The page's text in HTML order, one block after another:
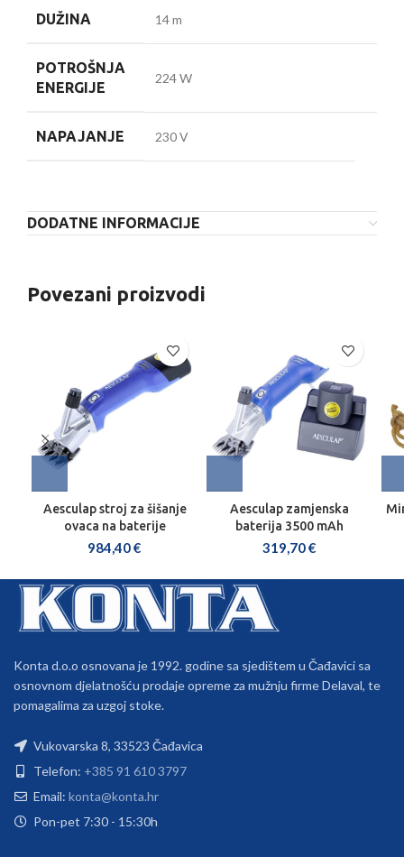
DUŽINA 14 m
POTROŠNJA
ENERGIJE
224 W
NAPAJANJE 230 V
DODATNE INFORMACIJE
Povezani proizvodi
Aesculap stroj za šišanje
ovaca na baterije
984,40€
Aesculap zamjenska
baterija 3500 mAh
319,70€
Konta d.o.o osnovana je 1992. godine sa sjedištem u Čađavici sa
osnovnom djelatnošću prodaje opreme za mužnju firme Delaval, te
pomagalima za uzgoj stoke.
Vukovarska 8, 33523 Čađavica
Telefon: +385 91 610 3797
Email: konta@konta.hr
Pon-pet 7:30 - 15:30h